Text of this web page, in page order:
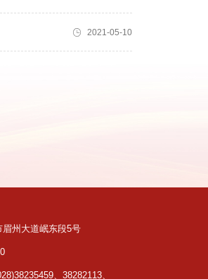
2021-05-10
眉州大道岷东段5号
、38282113、